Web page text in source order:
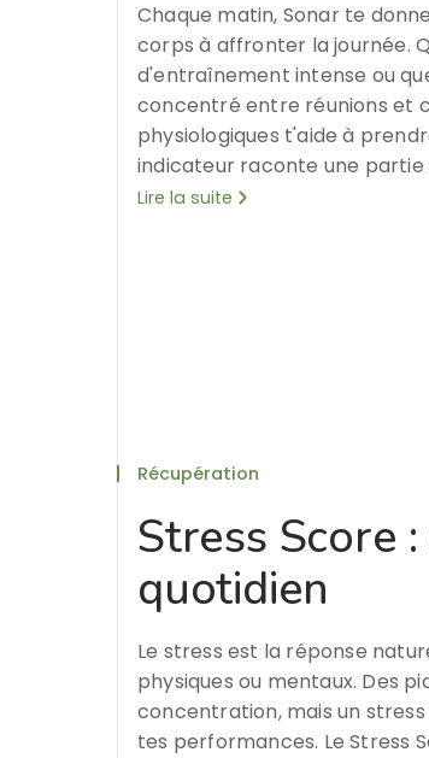
Chaque matin, Sonar te
corps à affronter la journée.
d'entraînement intense ou
concentré entre réunions et
physiologiques t'aide à
indicateur raconte une partie
Lire la suite
Récupération
Stress Score
quotidien
Le stress est la réponse
physiques ou mentaux. Des
concentration, mais un
tes performances. Le Stress